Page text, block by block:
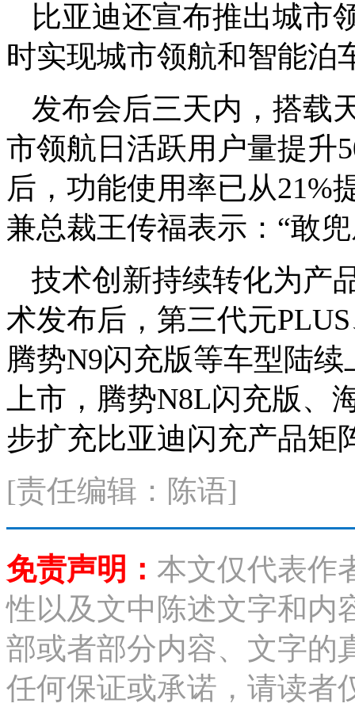
比亚迪还宣布推出城市
时实现城市领航和智能泊
发布会后三天内，搭载
市领航日活跃用户量提升
后，功能使用率已从21%
兼总裁王传福表示：“敢
技术创新持续转化为产
术发布后，第三代元
腾势N9闪充版等车型陆
上市，腾势N8L闪充版、
步扩充比亚迪闪充产品矩
[责任编辑：陈语]
免责声明： 本文仅代表作
性以及文中陈述文字和内
部或者部分内容、文字的
任何保证或承诺，请读者